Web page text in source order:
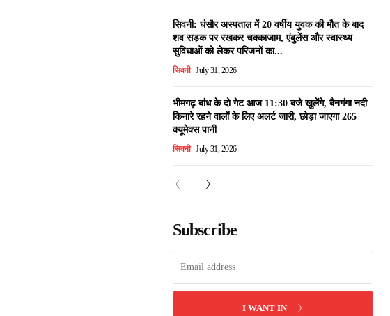
सिवनी: घंसौर अस्पताल में 20 वर्षीय युवक की मौत के बाद
शव सड़क पर रखकर चक्काजाम, एंबुलेंस और स्वास्थ्य
सुविधाओं को लेकर परिजनों का...
सिवनी July 31, 2026
भीमगढ़ बांध के दो गेट आज 11:30 बजे खुलेंगे, बैनगंगा नदी
किनारे रहने वालों के लिए अलर्ट जारी, छोड़ा जाएगा 265
क्यूमेक्स पानी
सिवनी July 31, 2026
Subscribe
I WANT IN